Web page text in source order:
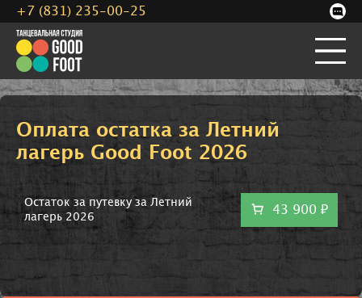
Оплата остатка за Летний
лагерь Good Foot 2026
Остаток за путевку за Летний
лагерь 2026
43 900 ₽
+7 (831) 235-00-25